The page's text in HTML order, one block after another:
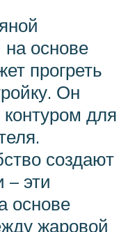
основе
прогреть
Он
для
создают
– эти
основе
жаровой